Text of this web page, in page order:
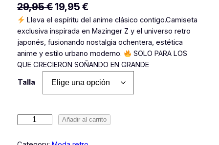
29,95€E
l
p
r
e
c
o
19,95 €E
l
p
r
e
c
o
Lleva el espíritu del anime clásico contigo.Camiseta
exclusiva inspirada en Mazinger Z y el universo retro
japonés, fusionando nostalgia ochentera, estética
anime y estilo urbano moderno.
SOLO PARA LOS
QUE CRECIERON SOÑANDO EN GRANDE
Talla
z
Añadir al carrito